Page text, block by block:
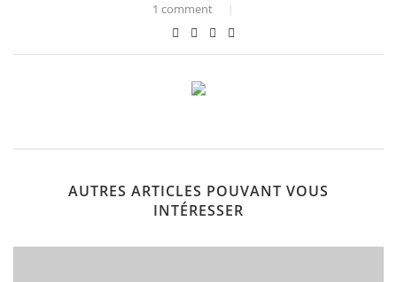
1 comment
AUTRES ARTICLES POUVANT VOUS
INTÉRESSER